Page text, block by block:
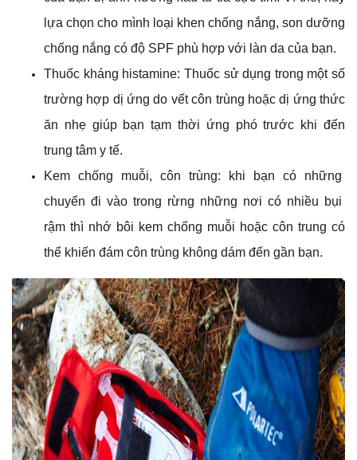
lựa chọn cho mình loại khen chống nắng, son dưỡng
chống nắng có độ SPF phù hợp với làn da của bạn.
Thuốc kháng histamine: Thuốc sử dụng trong một số
trường hợp dị ứng do vết côn trùng hoặc dị ứng thức
ăn nhẹ giúp bạn tạm thời ứng phó trước khi đến
trung tâm y tế.
Kem chống muỗi, côn trùng: khi bạn có những
chuyến đi vào trong rừng những nơi có nhiều bụi
rậm thì nhớ bôi kem chống muỗi hoặc côn trung có
thể khiến đám côn trùng không dám đến gần bạn.